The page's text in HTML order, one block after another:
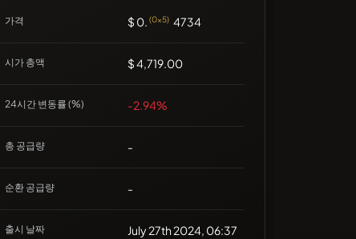
가격 $ 0. (0x5) 4734
시가 총액 $ 4,719.00
24시간 변동률 (%) -2.94%
총 공급량 -
순환 공급량 -
출시 날짜 July 27th 2024, 06:37